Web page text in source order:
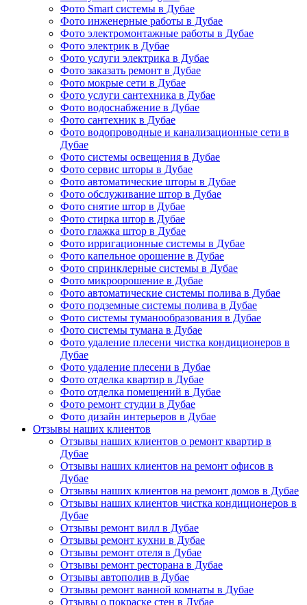
Фото Smart системы в Дубае
Фото инженерные работы в Дубае
Фото электромонтажные работы в Дубае
Фото электрик в Дубае
Фото услуги электрика в Дубае
Фото заказать ремонт в Дубае
Фото мокрые сети в Дубае
Фото услуги сантехника в Дубае
Фото водоснабжение в Дубае
Фото сантехник в Дубае
Фото водопроводные и канализационные сети в
Дубае
Фото системы освещения в Дубае
Фото сервис шторы в Дубае
Фото автоматические шторы в Дубае
Фото обслуживание штор в Дубае
Фото снятие штор в Дубае
Фото стирка штор в Дубае
Фото глажка штор в Дубае
Фото ирригационные системы в Дубае
Фото капельное орошение в Дубае
Фото спринклерные системы в Дубае
Фото микроорошение в Дубае
Фото автоматические системы полива в Дубае
Фото подземные системы полива в Дубае
Фото системы туманообразования в Дубае
Фото системы тумана в Дубае
Фото удаление плесени чистка кондиционеров в
Дубае
Фото удаление плесени в Дубае
Фото отделка квартир в Дубае
Фото отделка помещений в Дубае
Фото ремонт студии в Дубае
Фото дизайн интерьеров в Дубае
Отзывы наших клиентов
Отзывы наших клиентов о ремонт квартир в
Дубае
Отзывы наших клиентов на ремонт офисов в
Дубае
Отзывы наших клиентов на ремонт домов в Дубае
Отзывы наших клиентов чистка кондиционеров в
Дубае
Отзывы ремонт вилл в Дубае
Отзывы ремонт кухни в Дубае
Отзывы ремонт отеля в Дубае
Отзывы ремонт ресторана в Дубае
Отзывы автополив в Дубае
Отзывы ремонт ванной комнаты в Дубае
Отзывы о покраске стен в Дубае